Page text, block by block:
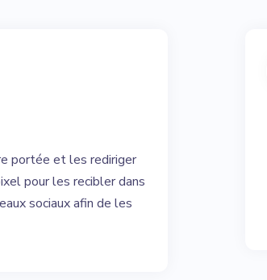
portée et les rediriger
pour les recibler dans
sociaux afin de les